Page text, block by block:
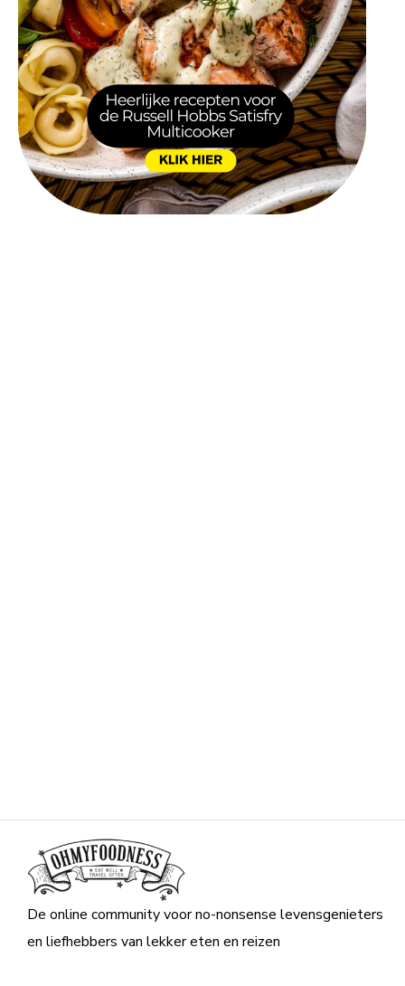
De online community voor no-nonsense levensgenieters
en liefhebbers van lekker eten en reizen